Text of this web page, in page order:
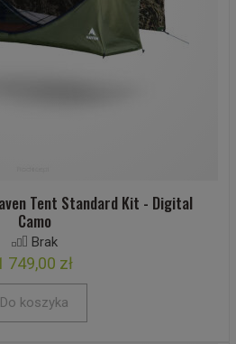
Tent Standard Kit - Digital
Camo
Brak
749,00 zł
Do koszyka